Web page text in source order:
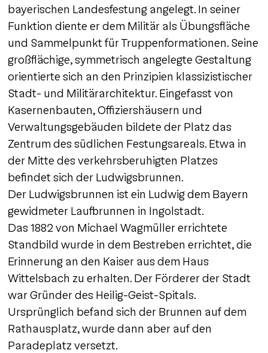
bayerischen Landesfestung angelegt. In seiner
Funktion diente er dem Militär als Übungsfläche
und Sammelpunkt für Truppenformationen. Seine
großflächige, symmetrisch angelegte Gestaltung
orientierte sich an den Prinzipien klassizistischer
Stadt- und Militärarchitektur. Eingefasst von
Kasernenbauten, Offiziershäusern und
Verwaltungsgebäuden bildete der Platz das
Zentrum des südlichen Festungsareals. Etwa in
der Mitte des verkehrsberuhigten Platzes
befindet sich der Ludwigsbrunnen.
Der Ludwigsbrunnen ist ein Ludwig dem Bayern
gewidmeter Laufbrunnen in Ingolstadt.
Das 1882 von Michael Wagmüller errichtete
Standbild wurde in dem Bestreben errichtet, die
Erinnerung an den Kaiser aus dem Haus
Wittelsbach zu erhalten. Der Förderer der Stadt
war Gründer des Heilig-Geist-Spitals.
Ursprünglich befand sich der Brunnen auf dem
Rathausplatz, wurde dann aber auf den
Paradeplatz versetzt.